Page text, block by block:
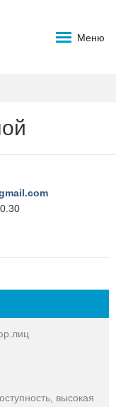
Меню
высокая